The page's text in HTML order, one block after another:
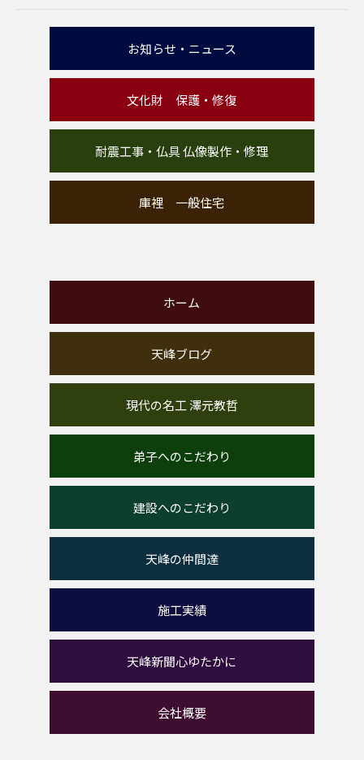
お知らせ・ニュース
文化財 保護・修復
耐震工事・仏具 仏像製作・修理
庫裡 一般住宅
ホーム
天峰ブログ
現代の名工 澤元教哲
弟子へのこだわり
建設へのこだわり
天峰の仲間達
施工実績
天峰新聞心ゆたかに
会社概要